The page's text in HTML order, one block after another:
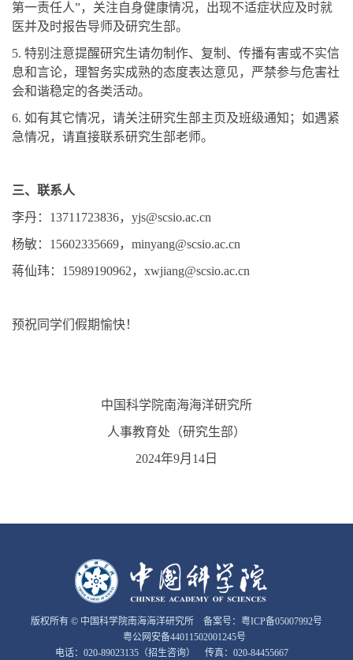
第一责任人”，关注自身健康情况，出现不适症状应及时就
医并及时报告导师及研究生部。
5. 特别注意提醒研究生请勿制作、复制、传播有害或不实信
息和言论，理智务实成熟的态度表达意见，严禁参与危害社
会和谐稳定的各类活动。
6. 如有其它情况，请关注研究生部主页及班级通知；如遇紧
急情况，请直接联系研究生部老师。
三、联系人
李丹：13711723836，yjs@scsio.ac.cn
杨敏：15602335669，minyang@scsio.ac.cn
蒋仙玮：15989190962，xwjiang@scsio.ac.cn
预祝同学们假期愉快！
中国科学院南海海洋研究所
人事教育处（研究生部）
2024年9月14日
版权所有 © 中国科学院南海海洋研究所 备案号： 粤ICP备05007992号
粤公网安备44011502001245号
电话：020-89023135（招生咨询） 传真：020-84455667